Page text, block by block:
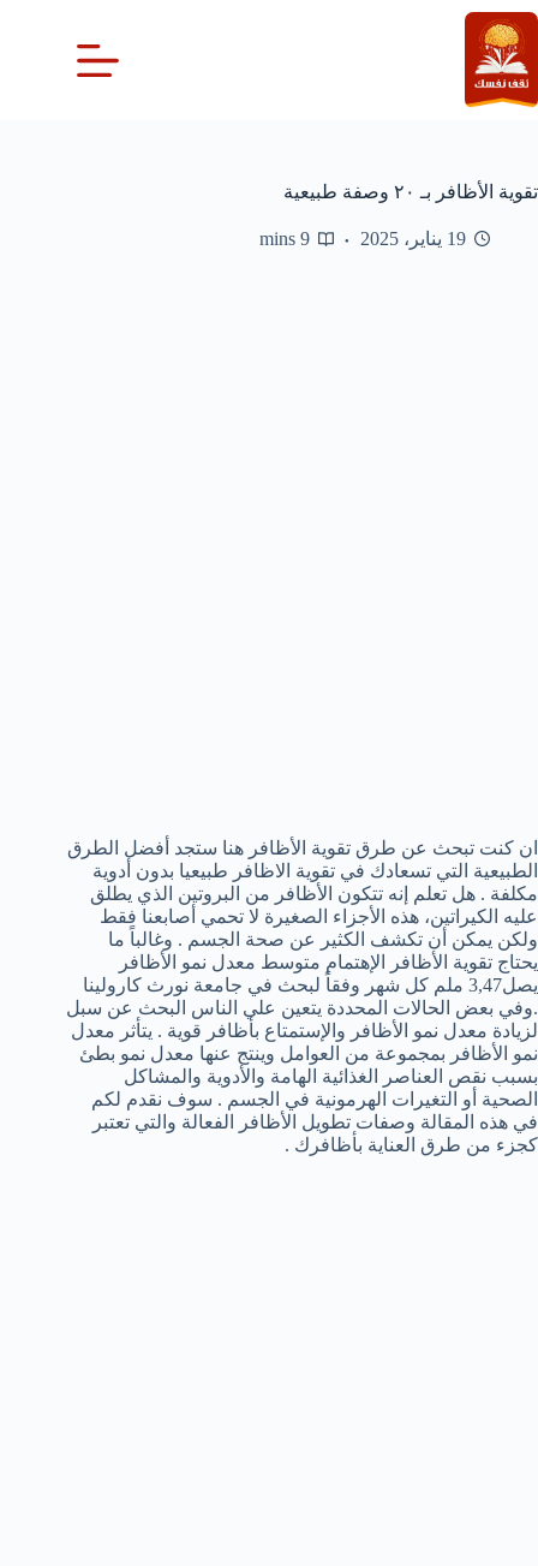
التجاوز
إلى
المحتوى
تقوية الأظافر بـ ٢٠ وصفة طبيعية
19 يناير، 2025 9 mins
ان كنت تبحث عن طرق تقوية الأظافر هنا ستجد أفضل الطرق
الطبيعية التي تسعادك في تقوية الاظافر طبيعيا بدون أدوية
مكلفة . هل تعلم إنه تتكون الأظافر من البروتين الذي يطلق
عليه الكيراتين، هذه الأجزاء الصغيرة لا تحمي أصابعنا فقط
ولكن يمكن أن تكشف الكثير عن صحة الجسم . وغالباً ما
يحتاج تقوية الأظافر الإهتمام متوسط معدل نمو الأظافر
يصل3,47 ملم كل شهر وفقاً لبحث في جامعة نورث كارولينا
.وفي بعض الحالات المحددة يتعين علي الناس البحث عن سبل
لزيادة معدل نمو الأظافر والإستمتاع بأظافر قوية . يتأثر معدل
نمو الأظافر بمجموعة من العوامل وينتج عنها معدل نمو بطئ
بسبب نقص العناصر الغذائية الهامة والأدوية والمشاكل
الصحية أو التغيرات الهرمونية في الجسم . سوف نقدم لكم
في هذه المقالة وصفات تطويل الأظافر الفعالة والتي تعتبر
كجزء من طرق العناية بأظافرك .